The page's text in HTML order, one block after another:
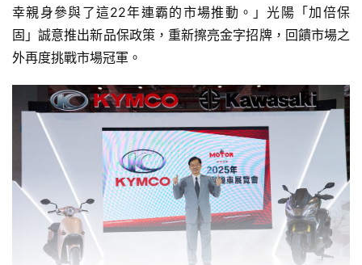
／
機
車
試
駕
影
音
灣
幸親身參與了這22年連霸的市場推動。」光陽「加倍保
固」誠意推出新品保政策，重新擦亮金字招牌，回饋市場之
外再度挑戰市場冠軍。